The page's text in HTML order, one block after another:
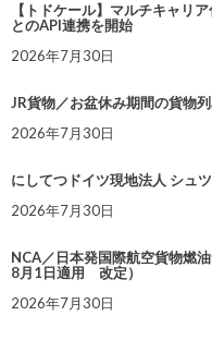
【トドケール】マルチキャリ
とのAPI連携を開始
2026年7月30日
JR貨物／お盆休み期間の貨物
2026年7月30日
にしてつドイツ現地法人 シュ
2026年7月30日
NCA／日本発国際航空貨物燃
8月1日適用 改定）
2026年7月30日